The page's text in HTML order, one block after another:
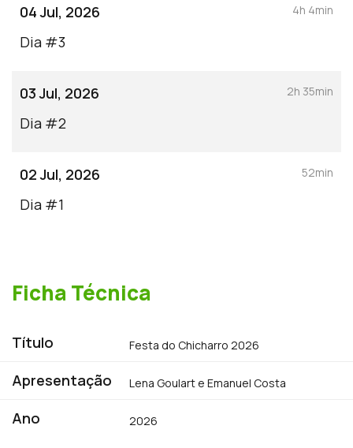
04 Jul, 2026
Dia #3
4h 4min
03 Jul, 2026
Dia #2
2h 35min
02 Jul, 2026
Dia #1
52min
Ficha Técnica
Título Festa do Chicharro 2026
Apresentação Lena Goulart e Emanuel Costa
Ano 2026